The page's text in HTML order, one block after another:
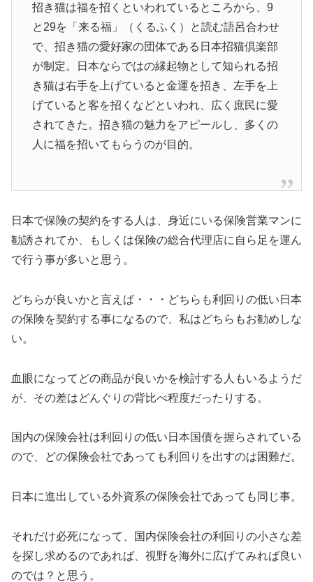
招き猫は福を招くといわれているところから、9
と29を「来る福」（くるふく）と読む語呂合わせ
で、招き猫の愛好家の団体である日本招猫倶楽部
が制定。日本ならではの縁起物として知られる招
き猫は右手を上げていると金運を招き、左手を上
げていると客を招くなどといわれ、広く庶民に愛
されてきた。招き猫の魅力をアピールし、多くの
人に福を招いてもらうのが目的。
日本で保険の契約をする人は、身近にいる保険営業マンに
勧誘されてか、もしくは保険の総合代理店に自ら足を運ん
で行う事が多いと思う。
どちらが良いかと言えば・・・どちらも利回りの低い日本
の保険を契約する事になるので、私はどちらもお勧めしな
い。
血眼になってどの商品が良いかを検討する人もいるようだ
が、その差はどんぐりの背比べ程度だったりする。
国内の保険会社は利回りの低い日本国債を握らされている
ので、どの保険会社であっても利回りを出すのは困難だ。
日本に進出している外資系の保険会社であっても同じ事。
それだけ必死になって、国内保険会社の利回りの小さな差
を探し求めるのであれば、視野を海外に広げてみれば良い
のでは？と思う。